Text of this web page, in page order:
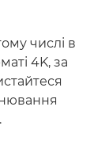
числі в
4K, за